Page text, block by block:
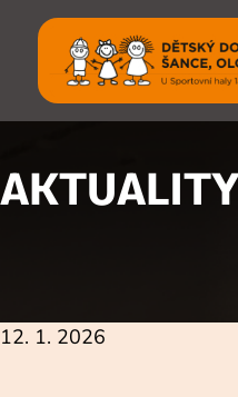
hlavnímu
obsahu
12. 1. 2026